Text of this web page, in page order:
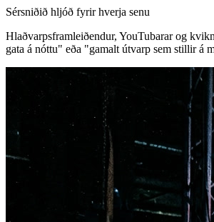
Sérsniðið hljóð fyrir hverja senu
Hlaðvarpsframleiðendur, YouTubarar og
gata á nóttu" eða "gamalt útvarp sem stillir